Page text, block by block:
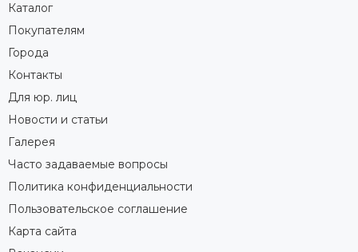
Каталог
Покупателям
Города
Контакты
Для юр. лиц
Новости и статьи
Галерея
Часто задаваемые вопросы
Политика конфиденциальности
Пользовательское соглашение
Карта сайта